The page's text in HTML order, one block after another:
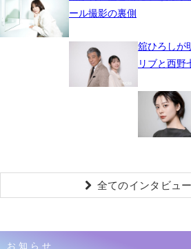
ール撮影の裏側
舘ひろしが
リブと西野
全てのインタビュ
お知らせ